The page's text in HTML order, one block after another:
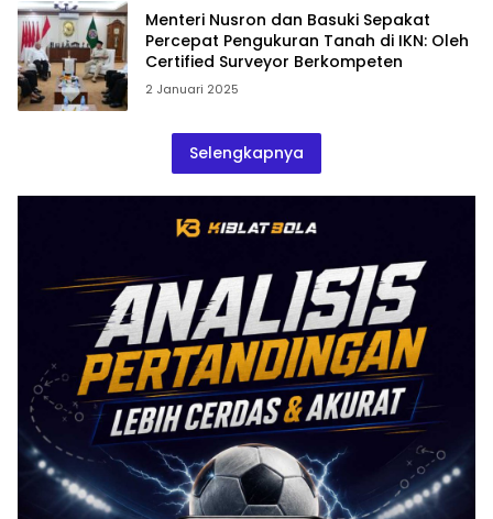
Menteri Nusron dan Basuki Sepakat
Percepat Pengukuran Tanah di IKN: Oleh
Certified Surveyor Berkompeten
2 Januari 2025
Selengkapnya